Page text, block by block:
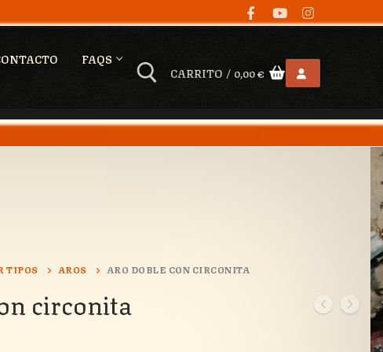
FAQS
CARRITO / 0,00€
TIPOS AROS ARO DOBLE CON CIRCONITA
circonita